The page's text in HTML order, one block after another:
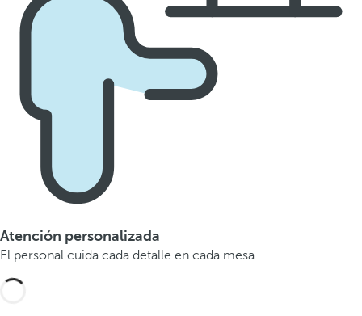
Atención personalizada
El personal cuida cada detalle en cada mesa.